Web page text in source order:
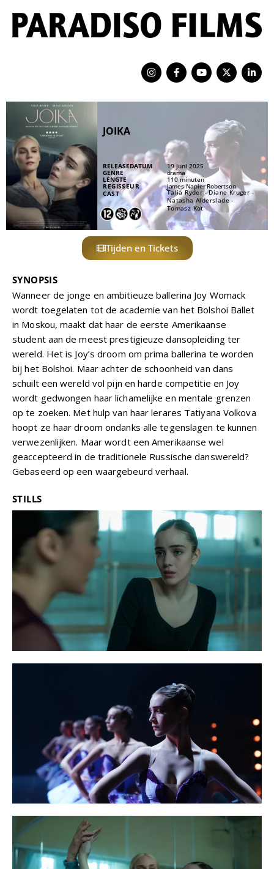
JOIKA
RELEASEDATUM
GENRE
LENGTE
REGISSEUR
CAST
19 juni 2025
drama
110 minuten
James Napier Robertson
Talia Ryder - Diane Kruger -
Natasha Alderslade -
Tomasz Kot
Tijden en Tickets
SYNOPSIS
Wanneer de jonge en ambitieuze ballerina Joy Womack
wordt toegelaten tot de academie van het Bolshoi Ballet
in Moskou, maakt dat haar de eerste Amerikaanse
student aan de meest prestigieuze dansopleiding ter
wereld. Het is Joy’s droom om prima ballerina te worden
bij het Bolshoi. Maar achter de schoonheid van dans
schuilt een wereld vol pijn en harde competitie en Joy
wordt gedwongen haar lichamelijke en mentale grenzen
op te zoeken. Met hulp van haar lerares Tatiyana Volkova
hoopt ze haar droom ondanks alle tegenslagen te kunnen
verwezenlijken. Maar wordt een Amerikaanse wel
geaccepteerd in de traditionele Russische danswereld?
Gebaseerd op een waargebeurd verhaal.
STILLS